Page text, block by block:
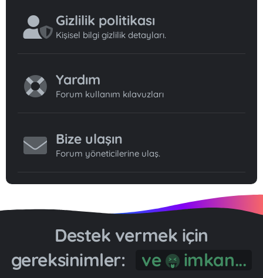
Gizlilik politikası
Kişisel bilgi gizlilik detayları.
Yardım
Forum kullanım kılavuzları
Bize ulaşın
Forum yöneticilerine ulaş.
Destek vermek için
gereksinimler:
ve imkan...